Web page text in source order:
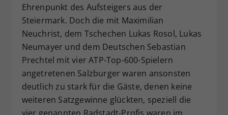
Ehrenpunkt des Aufsteigers aus der
Steiermark. Doch die mit Maximilian
Neuchrist, dem Tschechen Lukas Rosol, Lukas
Neumayer und dem Deutschen Sebastian
Prechtel mit vier ATP-Top-600-Spielern
angetretenen Salzburger waren ansonsten
deutlich zu stark für die Gäste, denen keine
weiteren Satzgewinne glückten, speziell die
vier genannten Radstadt-Profis waren im